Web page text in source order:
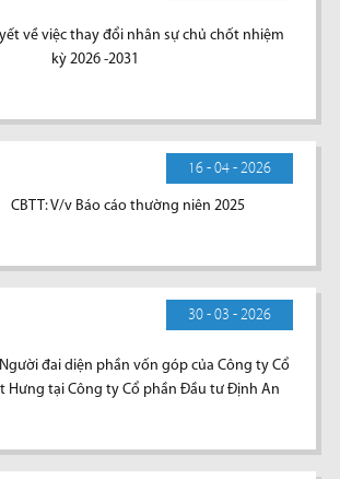
về việc thay đổi nhân sự chủ chốt nhiệm
kỳ 2026 -2031
16 - 04 - 2026
CBTT: V/v Báo cáo thường niên 2025
30 - 03 - 2026
đai diện phần vốn góp của Công ty Cổ
Hưng tại Công ty Cổ phần Đầu tư Định An